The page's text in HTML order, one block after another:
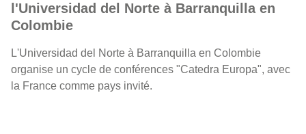
l'Universidad del Norte à Barranquilla en
Colombie
L'Universidad del Norte à Barranquilla en Colombie
organise un cycle de conférences "Catedra Europa", avec
la France comme pays invité.